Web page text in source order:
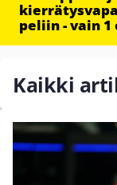
peliin - vain
Kaikki